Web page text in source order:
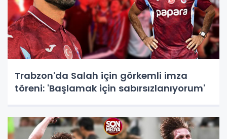
Trabzon'da Salah için görkemli imza
töreni: 'Başlamak için sabırsızlanıyorum'